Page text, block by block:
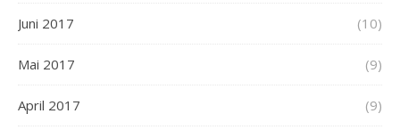
Juni 2017 (10)
Mai 2017 (9)
April 2017 (9)